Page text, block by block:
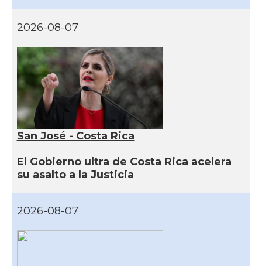
2026-08-07
San José - Costa Rica
El Gobierno ultra de Costa Rica acelera
su asalto a la Justicia
2026-08-07